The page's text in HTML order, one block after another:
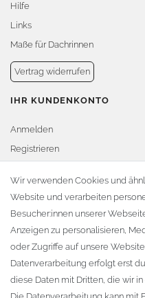
Hilfe
Links
Maße für Dachrinnen
Vertrag widerrufen
IHR KUNDENKONTO
Anmelden
Registrieren
Warenkorb
Zur Kasse
KONTAKT
Fa. Steffen Jost
Söbrigener Weg 50
D-01796 Pirna
Wir verwenden Cookies und
Website und verarbeiten
Besucher:innen unserer
Anzeigen zu personalisieren,
oder Zugriffe auf unsere
Datenverarbeitung erfolgt erst
diese Daten mit Dritten, die wir